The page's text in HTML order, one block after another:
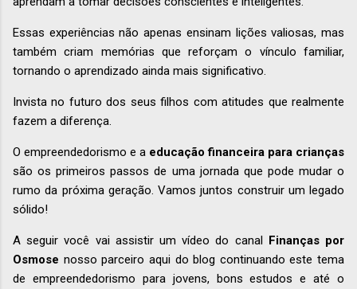
Essas experiências não apenas ensinam lições valiosas, mas
também criam memórias que reforçam o vínculo familiar,
tornando o aprendizado ainda mais significativo.
Invista no futuro dos seus filhos com atitudes que realmente
fazem a diferença.
O empreendedorismo e a educação financeira para crianças
são os primeiros passos de uma jornada que pode mudar o
rumo da próxima geração. Vamos juntos construir um legado
sólido!
A seguir você vai assistir um vídeo do canal Finanças por
Osmose nosso parceiro aqui do blog continuando este tema
de empreendedorismo para jovens, bons estudos e até o